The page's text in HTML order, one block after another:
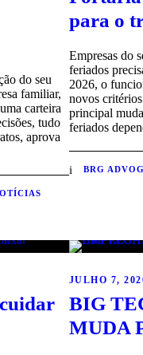
do seu
familiar,
carteira
tudo
aprova
para o
Empresas do
feriados
2026, o
novos
principal
feriados
BRG
JULHO 7,
BIG
MUDA